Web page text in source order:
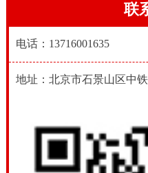
联
电话：13716001635
地址：北京市石景山区中